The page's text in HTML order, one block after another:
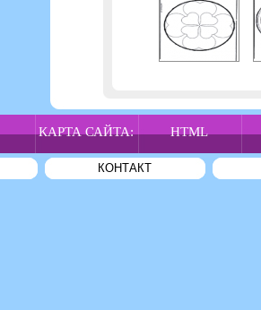
КАРТА САЙТА: HTML
КОНТАКТ